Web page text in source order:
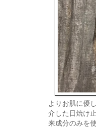
よりお肌に優
介した日焼け
来成分のみを